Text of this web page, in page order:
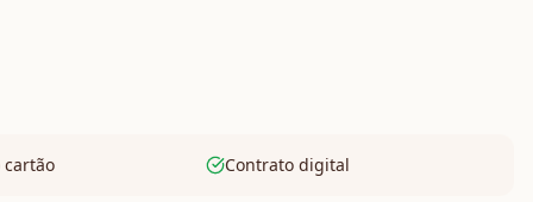
cartão Contrato digital